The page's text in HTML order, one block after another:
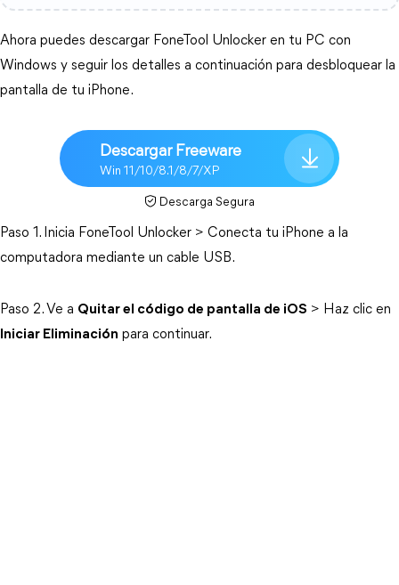
Ahora puedes descargar FoneTool Unlocker en tu PC con
Windows y seguir los detalles a continuación para desbloquear la
pantalla de tu iPhone.
Descargar Freeware
Win 11/10/8.1/8/7/XP
Descarga Segura
Paso 1. Inicia FoneTool Unlocker > Conecta tu iPhone a la
computadora mediante un cable USB.
Paso 2. Ve a Quitar el código de pantalla de iOS > Haz clic en
Iniciar Eliminación para continuar.